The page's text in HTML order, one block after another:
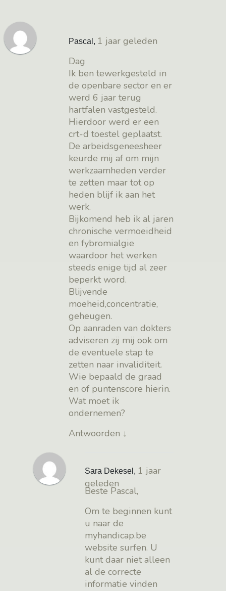
Pascal , 1 jaar geleden
Dag
Ik ben tewerkgesteld in
de openbare sector en er
werd 6 jaar terug
hartfalen vastgesteld.
Hierdoor werd er een
crt-d toestel geplaatst.
De arbeidsgeneesheer
keurde mij af om mijn
werkzaamheden verder
te zetten maar tot op
heden blijf ik aan het
werk.
Bijkomend heb ik al jaren
chronische vermoeidheid
en fybromialgie
waardoor het werken
steeds enige tijd al zeer
beperkt word.
Blijvende
moeheid,concentratie,
geheugen.
Op aanraden van dokters
adviseren zij mij ook om
de eventuele stap te
zetten naar invaliditeit.
Wie bepaald de graad
en of puntenscore hierin.
Wat moet ik
ondernemen?
Antwoorden ↓
Sara Dekesel , 1 jaar
geleden
Beste Pascal,
Om te beginnen kunt
u naar de
myhandicap.be
website surfen. U
kunt daar niet alleen
al de correcte
informatie vinden